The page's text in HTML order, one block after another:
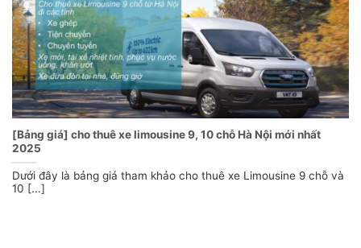
[Bảng giá] cho thuê xe limousine 9, 10 chỗ Hà Nội mới nhất
2025
Dưới đây là bảng giá tham khảo cho thuê xe Limousine 9 chỗ và
10 [...]